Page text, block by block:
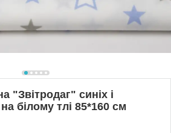
"Звітродаг" синіх і
білому тлі 85*160 см